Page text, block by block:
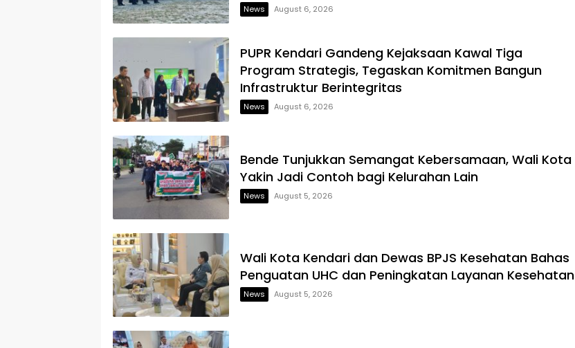
News August 6, 2026
PUPR Kendari Gandeng Kejaksaan Kawal Tiga
Program Strategis, Tegaskan Komitmen Bangun
Infrastruktur Berintegritas
News August 6, 2026
Bende Tunjukkan Semangat Kebersamaan, Wali Kota
Yakin Jadi Contoh bagi Kelurahan Lain
News August 5, 2026
Wali Kota Kendari dan Dewas BPJS Kesehatan Bahas
Penguatan UHC dan Peningkatan Layanan Kesehatan
News August 5, 2026